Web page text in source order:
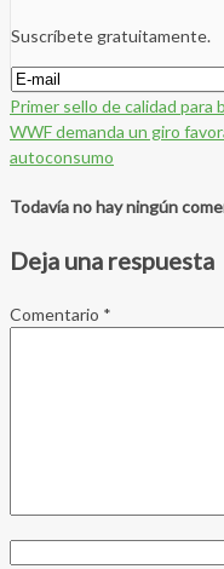
Suscríbete gratuitamente.
Primer sello de calidad para
WWF demanda un giro
autoconsumo
Todavía no hay ningún
Deja una respuesta
Comentario *